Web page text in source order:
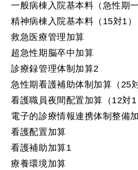
一般病棟入院基本料（急性期
精神病棟入院基本料（15対1）
救急医療管理加算
超急性期脳卒中加算
診療録管理体制加算2
急性期看護補助体制加算（
看護職員夜間配置加算（12対
電子的診療情報連携体制整備
看護配置加算
看護補助加算1
療養環境加算